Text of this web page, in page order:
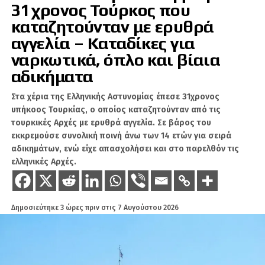
ευρωπαϊκή έννομη τάξη, η οποία έχει
ενσωματώσει πλήρως το δίκαιο της θάλασσας
στη νομολογία της, βάση και του χάρτη της
Σεβίλλης.
Μερικές ερωτήσεις κ. υπουργές
Το ότι η Τουρκία επιβάλλει επ’ αόριστον
«ναυτική επιτήρηση» NAVTEX και πρακτικά
καθορίζει πότε και πού κινείται η Ελλάδα στην
περιοχή, καθιστά τη χώρα πιο ισχυρή, κύριε
υπουργέ;
Το ότι η Τουρκία συνεχίζει να διεκδικεί το μισό
αιγαίο, από τον 25ο μεσημβρινό και ανατολικά,
συνιστά επιτυχία ελληνικής στρατηγικής;
Το ότι μετά τα «ήρεμα νερά» και τη διακήρυξη
των Αθηνών βλέπουμε τη θεωρία της
31χρονος Τούρκος που
καταζητούνταν με ερυθρά
αγγελία – Καταδίκες για
ναρκωτικά, όπλο και βίαια
αδικήματα
Στα χέρια της Ελληνικής Αστυνομίας έπεσε 31χρονος
υπήκοος Τουρκίας, ο οποίος καταζητούνταν από τις
τουρκικές Αρχές με ερυθρά αγγελία. Σε βάρος του
εκκρεμούσε συνολική ποινή άνω των 14 ετών για σειρά
αδικημάτων, ενώ είχε απασχολήσει και στο παρελθόν τις
ελληνικές Αρχές.
Δημοσιεύτηκε 3 ώρες πριν στις 7 Αυγούστου 2026